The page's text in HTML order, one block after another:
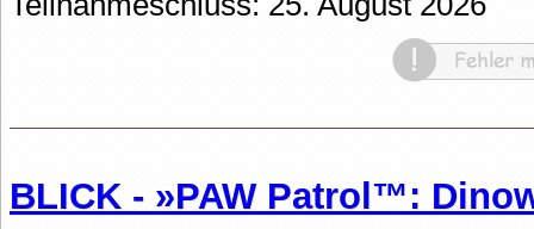
BLICK - »PAW Patrol™: